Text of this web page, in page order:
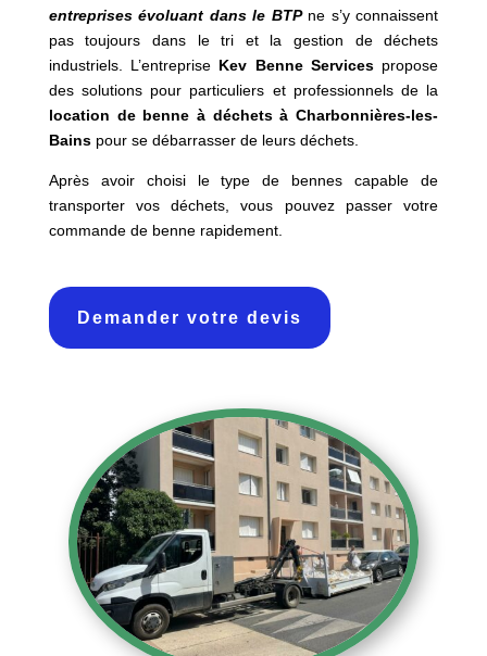
entreprises évoluant dans le BTPne s’y connaissent
pas toujours dans le tri et la gestion de déchets
industriels. L’entreprise Kev Benne Servicespropose
des solutions pour particuliers et professionnels de la
location de benne à déchets à Charbonnières-les-
Bainspour se débarrasser de leurs déchets.
Après avoir choisi le type de bennes capable de
transporter vos déchets, vous pouvez passer votre
commande de benne rapidement.
Demander votre devis